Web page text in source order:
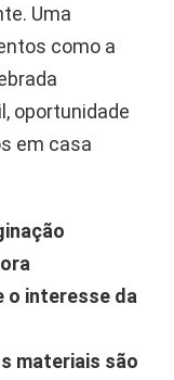
Uma
como a
oportunidade
em casa
o interesse da
materiais são